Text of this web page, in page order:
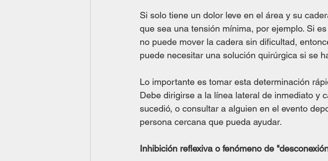
Si solo tiene un dolor leve en el área y su
que sea una tensión mínima, por ejemplo. Si
no puede mover la cadera sin dificultad,
puede necesitar una solución quirúrgica si se
Lo importante es tomar esta determinación
Debe dirigirse a la línea lateral de inmediato y
sucedió, o consultar a alguien en el evento
persona cercana que pueda ayudar.
Inhibición reflexiva o fenómeno de